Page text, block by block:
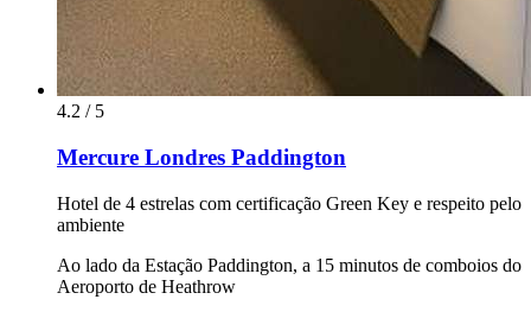
4.2 / 5
Mercure Londres Paddington
Hotel de 4 estrelas com certificação Green Key e respeito pelo
ambiente
Ao lado da Estação Paddington, a 15 minutos de comboios do
Aeroporto de Heathrow